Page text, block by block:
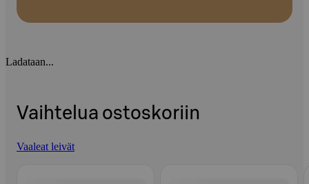
Ladataan...
Vaihtelua ostoskoriin
Vaaleat leivät